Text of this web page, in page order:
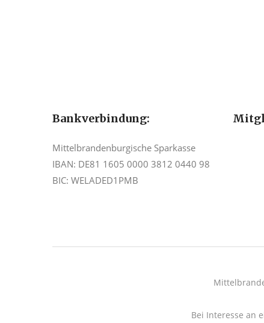
Bankverbindung:
Mittelbrandenburgische Sparkasse
IBAN: DE81 1605 0000 3812 0440 98
BIC: WELADED1PMB
Bei Interesse an